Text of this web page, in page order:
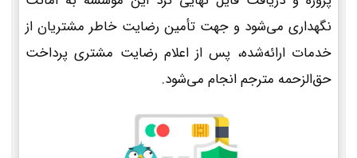
نگهداری می‌شود و جهت تأمین رضایت خاطر مشتریان از
خدمات ارائه‌شده، پس از اعلام رضایت مشتری پرداخت
حق‌الزحمه مترجم انجام می‌شود.